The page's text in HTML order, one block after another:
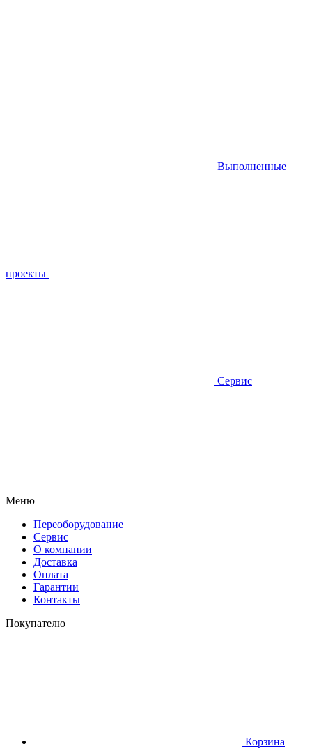
Выполненные
проекты
Сервис
Меню
Переоборудование
Сервис
О компании
Доставка
Оплата
Гарантии
Контакты
Покупателю
Корзина